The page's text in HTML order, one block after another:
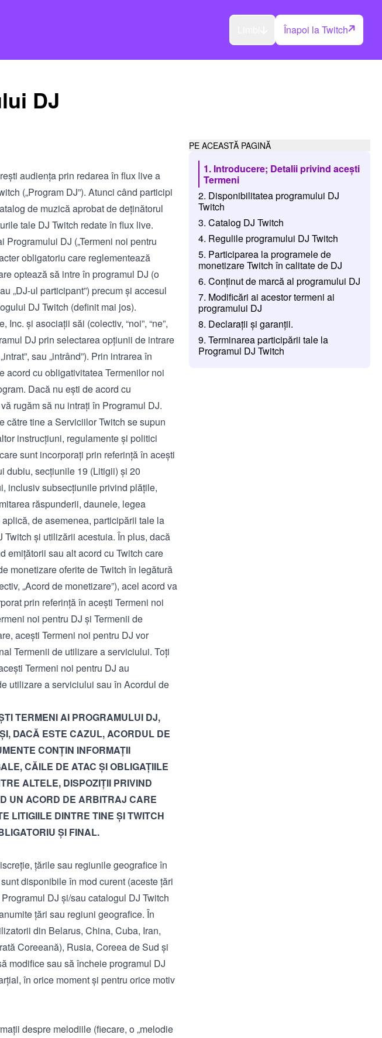
Înapoi la Twitch
DJ
PE ACEASTĂ PAGINĂ
1. Introducere; Detalii privind acești
Termeni
2. Disponibilitatea programului DJ
Twitch
3. Catalog DJ Twitch
4. Regulile programului DJ Twitch
5. Participarea la programele de
monetizare Twitch în calitate de DJ
6. Conținut de marcă al programului DJ
7. Modificări ai acestor termeni ai
programului DJ
8. Declarații și garanții.
9. Terminarea participării tale la
Programul DJ Twitch
audiența prin redarea în flux live a
(„Program DJ”). Atunci când participi
de muzică aprobat de deținătorul
tale DJ Twitch redate în flux live.
Programului DJ („Termeni noi pentru
obligatoriu care reglementează
optează să intre în programul DJ (o
„DJ-ul participant”) precum și accesul
DJ Twitch (definit mai jos).
și asociații săi (colectiv, “noi”, “ne”,
DJ prin selectarea opțiunii de intrare
sau „intrând”). Prin intrarea în
acord cu obligativitatea Termenilor noi
Dacă nu ești de acord cu
rugăm să nu intrați în Programul DJ.
către tine a Serviciilor Twitch se supun
instrucțiuni, regulamente și politici
sunt incorporați prin referință în acești
dubiu, secțiunile 19 (Litigii) și 20
inclusiv subsecțiunile privind plățile,
răspunderii, daunele, legea
de asemenea, participării tale la
și utilizării acestuia. În plus, dacă
emițătorii sau alt acord cu Twitch care
monetizare oferite de Twitch în legătură
„Acord de monetizare”), acel acord va
prin referință în acești Termeni noi
noi pentru DJ și Termenii de
acești Termeni noi pentru DJ vor
Termenii de utilizare a serviciului. Toți
Termeni noi pentru DJ au
utilizare a serviciului sau în Acordul de
TERMENI AI PROGRAMULUI DJ,
DACĂ ESTE CAZUL, ACORDUL DE
CONȚIN INFORMAȚII
CĂILE DE ATAC ȘI OBLIGAȚIILE
ALTELE, DISPOZIȚII PRIVIND
UN ACORD DE ARBITRAJ CARE
LITIGIILE DINTRE TINE ȘI TWITCH
ȘI FINAL.
țările sau regiunile geografice în
disponibile în mod curent (aceste țări
DJ și/sau catalogul DJ Twitch
țări sau regiuni geografice. În
din Belarus, China, Cuba, Iran,
Coreeană), Rusia, Coreea de Sud și
modifice sau să încheie programul DJ
în orice moment și pentru orice motiv
despre melodiile (fiecare, o „melodie